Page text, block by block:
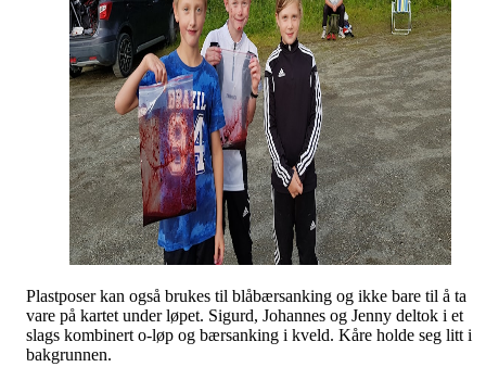
Plastposer kan også brukes til blåbærsanking og ikke bare til å ta
vare på kartet under løpet. Sigurd, Johannes og Jenny deltok i et
slags kombinert o-løp og bærsanking i kveld. Kåre holde seg litt i
bakgrunnen.